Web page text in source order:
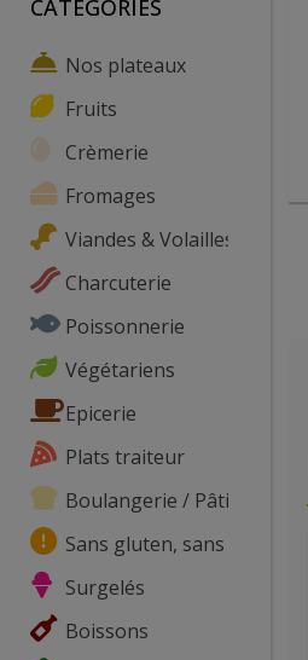
CATEGORIES
Nos plateaux
Fruits
Crèmerie
Fromages
Viandes & Volailles
Charcuterie
Poissonnerie
Végétariens
Epicerie
Plats traiteur
Boulangerie / Pâtisserie
Sans gluten, sans lactose, ...
Surgelés
Boissons